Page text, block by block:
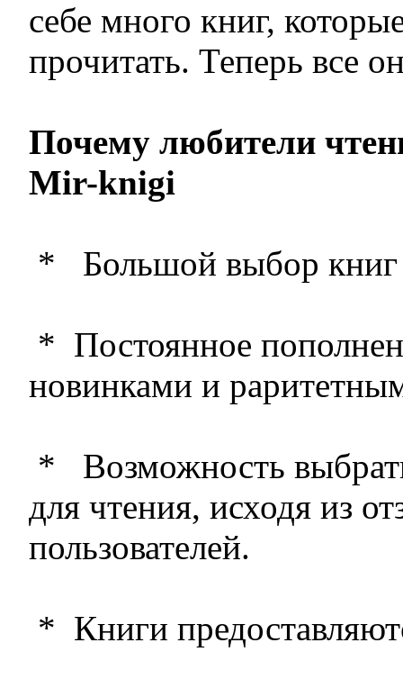
себе много книг,
прочитать. Теперь все
Почему любители
Mir-knigi
* Большой выбор книг
* Постоянное
новинками и
* Возможность
для чтения, исходя из
пользователей.
* Книги